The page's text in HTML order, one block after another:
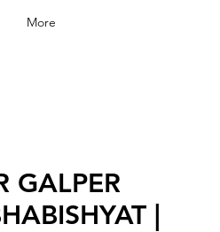
More
GALPER
|